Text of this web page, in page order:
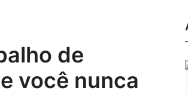
de
você nunca